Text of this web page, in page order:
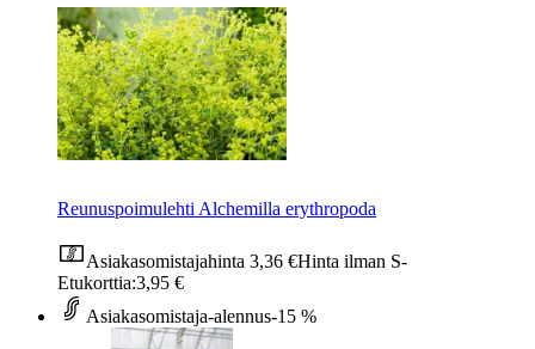
Reunuspoimulehti Alchemilla erythropoda
Asiakasomistajahinta 3,36 €Hinta ilman S-
Etukorttia:3,95 €
Asiakasomistaja-alennus-15 %